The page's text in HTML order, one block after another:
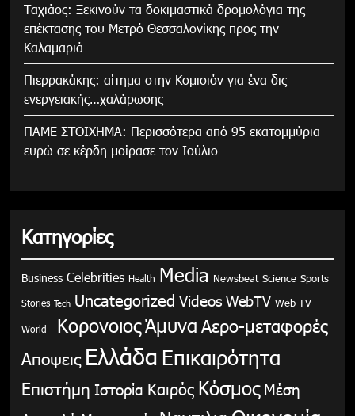
Tαχιάος: Ξεκινούν τα δοκιμαστικά δρομολόγια της
επέκτασης του Μετρό Θεσσαλονίκης προς την
Καλαμαριά
Πιερρακάκης: αίτημα στην Κομισιόν για ένα δις
ενεργειακής…χαλάρωσης
ΠΑΜΕ ΣΤΟΙΧΗΜΑ: Περισσότερα από 95 εκατομμύρια
ευρώ σε κέρδη μοίρασε τον Ιούλιο
Κατηγορίες
Business Celebrities Health Media Newsbeat Science Sports
Stories Tech Uncategorized Videos WebTV Web TV
World ΚορονοιοςΆμυνα Αερο-μεταφορές
Αποψεις Ελλάδα Επικαιρότητα
Επιστήμη Ιστορία Καιρός Κόσμος Μέση